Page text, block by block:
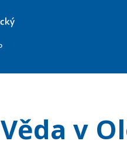
Věda v